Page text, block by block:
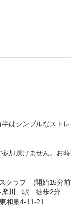
はシンプルなスト
加頂けません。お
クラブ (開始15分
摩川」駅 徒歩2分
和泉4-11-21